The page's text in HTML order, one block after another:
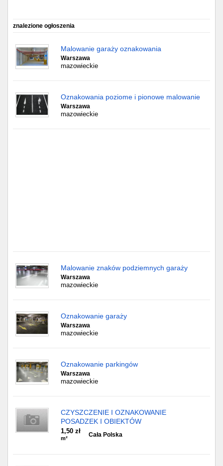
znalezione ogłoszenia
Malowanie garaży oznakowania
Warszawa
mazowieckie
Oznakowania poziome i pionowe malowanie
Warszawa
mazowieckie
Malowanie znaków podziemnych garaży
Warszawa
mazowieckie
Oznakowanie garaży
Warszawa
mazowieckie
Oznakowanie parkingów
Warszawa
mazowieckie
CZYSZCZENIE I OZNAKOWANIE
POSADZEK I OBIEKTÓW
1,50 zł
m²
Cała Polska
Kielce
Częstochowa
Toruń
Olsztyn
Sosnowiec